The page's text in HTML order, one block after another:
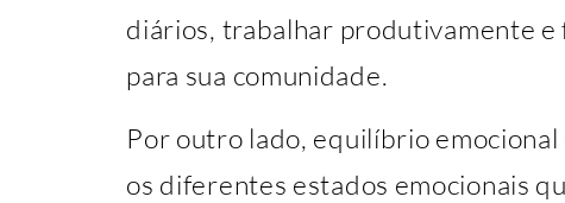
diários, trabalhar produtivamente
para sua comunidade.
Por outro lado, equilíbrio
os diferentes estados emocionais